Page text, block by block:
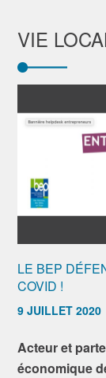
VIE
LE BEP
COVID !
9 JUILLET 2020
Acteur et
économique